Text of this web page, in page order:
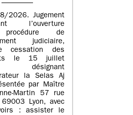
2026. Jugement
l’ouverture
procédure de
judiciaire,
cessation des
le 15 juillet
désignant
la Selas Aj
par Maître
Martin 57 rue
Lyon, avec
: assister le